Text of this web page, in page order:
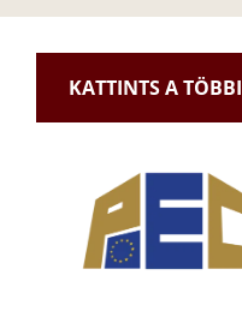
KATTINTS A